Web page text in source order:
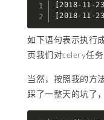
[2018-11-
[2018-11-
如下语句表示执行
页我们对celery任
当然，按照我的方
踩了一整天的坑了